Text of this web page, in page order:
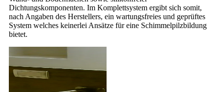
Dichtungskomponenten. Im Komplettsystem ergibt sich somit,
nach Angaben des Herstellers, ein wartungsfreies und geprüftes
System welches keinerlei Ansätze für eine Schimmelpilzbildung
bietet.